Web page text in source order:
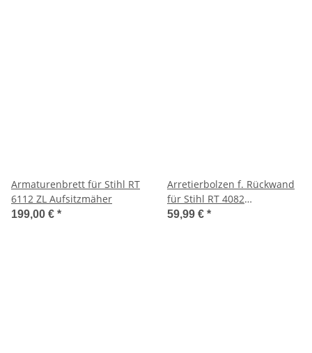
Armaturenbrett für Stihl RT
6112 ZL Aufsitzmäher
199,00 € *
Arretierbolzen f. Rückwand
für Stihl RT 4082
Aufsitzmäher
59,99 € *